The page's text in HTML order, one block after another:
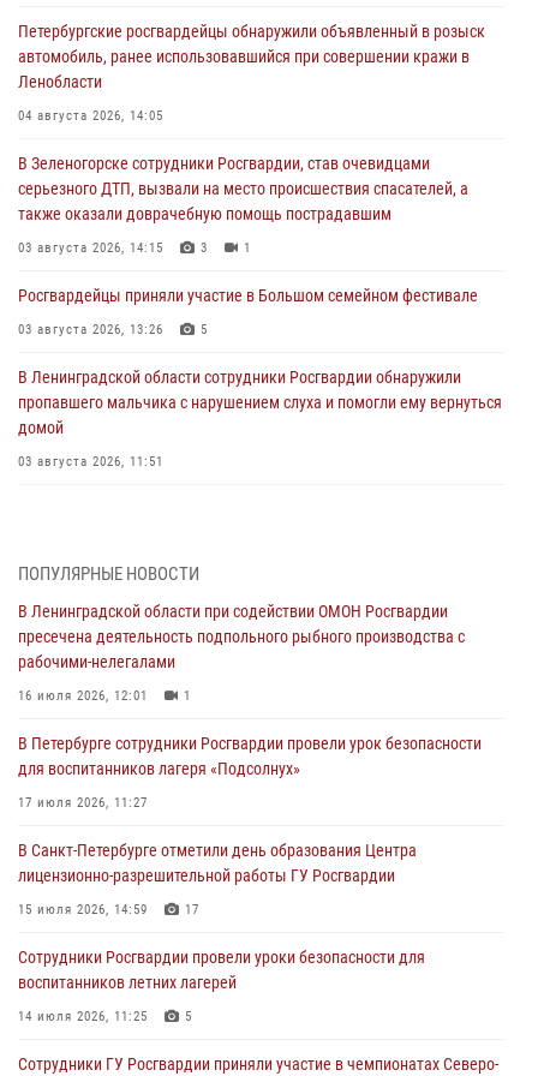
Петербургские росгвардейцы обнаружили объявленный в розыск
автомобиль, ранее использовавшийся при совершении кражи в
Ленобласти
04 августа 2026, 14:05
В Зеленогорске сотрудники Росгвардии, став очевидцами
серьезного ДТП, вызвали на место происшествия спасателей, а
также оказали доврачебную помощь пострадавшим
03 августа 2026, 14:15 3 1
Росгвардейцы приняли участие в Большом семейном фестивале
03 августа 2026, 13:26 5
В Ленинградской области сотрудники Росгвардии обнаружили
пропавшего мальчика с нарушением слуха и помогли ему вернуться
домой
03 августа 2026, 11:51
03 августа 2026, 10:15 1
Сотрудники ГУ Росгвардии приняли участие в чемпионатах Северо-
Западного округа войск национальной гвардии РФ по спортивному и
боевому самбо
03 августа 2026, 10:07
В Ленобласти сотрудники ОМОН Росгвардии оказали содействие
полиции в проведении профилактического мероприятия
03 августа 2026, 09:16
В Петербурге сотрудники Росгвардии обеспечили правопорядок в
День Воздушно-десантных войск
02 августа 2026, 19:30 10
Сотрудники Росгвардии на Пушкинской улице задержали двух
граждан, подозреваемых в попытке поджога одного из баров в
центре города
ПОПУЛЯРНЫЕ НОВОСТИ
В Ленинградской области при содействии ОМОН Росгвардии
пресечена деятельность подпольного рыбного производства с
рабочими-нелегалами
16 июля 2026, 12:01 1
В Петербурге сотрудники Росгвардии провели урок безопасности
для воспитанников лагеря «Подсолнух»
17 июля 2026, 11:27
В Санкт-Петербурге отметили день образования Центра
лицензионно-разрешительной работы ГУ Росгвардии
15 июля 2026, 14:59 17
Сотрудники Росгвардии провели уроки безопасности для
воспитанников летних лагерей
14 июля 2026, 11:25 5
Сотрудники ГУ Росгвардии приняли участие в чемпионатах Северо-